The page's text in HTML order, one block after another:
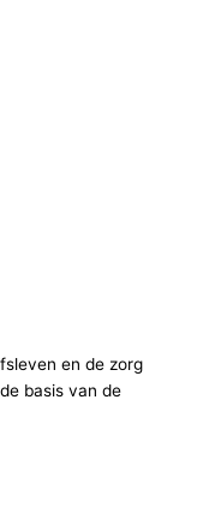
en de zorg
basis van de